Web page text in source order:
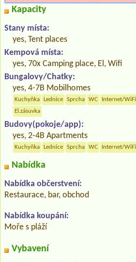
Kapacity
Stany místa:
yes, Tent places
Kempová místa:
yes, 70x Camping place, El, Wifi
Bungalovy/Chatky:
yes, 4-7B Mobilhomes
Kuchyňka Lednice Sprcha WC
Internet/WiFi
El.zásuvka
Budovy(pokoje/app):
yes, 2-4B Apartments
Kuchyňka Lednice Sprcha WC Internet/WiFi
Nabídka
Nabídka občerstvení:
Restaurace, bar, obchod
Nabídka koupání:
Moře s pláží
Vybavení